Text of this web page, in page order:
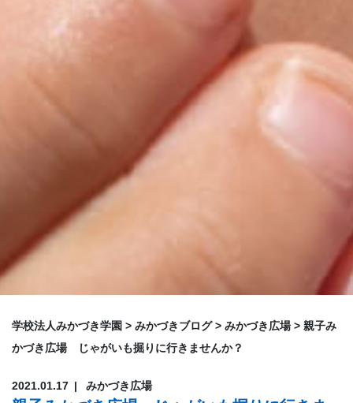
学校法人みかづき学園 > みかづきブログ> みかづき広場> 親子み
かづき広場 じゃがいも掘りに行きませんか？
2021.01.17 みかづき広場